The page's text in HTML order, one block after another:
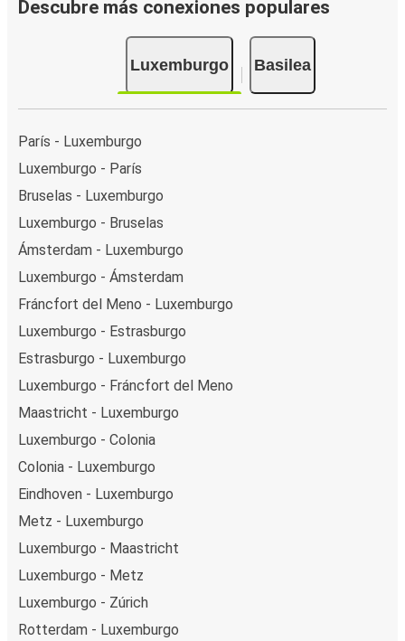
Descubre más conexiones populares
Luxemburgo Basilea
París - Luxemburgo
Luxemburgo - París
Bruselas - Luxemburgo
Luxemburgo - Bruselas
Ámsterdam - Luxemburgo
Luxemburgo - Ámsterdam
Fráncfort del Meno - Luxemburgo
Luxemburgo - Estrasburgo
Estrasburgo - Luxemburgo
Luxemburgo - Fráncfort del Meno
Maastricht - Luxemburgo
Luxemburgo - Colonia
Colonia - Luxemburgo
Eindhoven - Luxemburgo
Metz - Luxemburgo
Luxemburgo - Maastricht
Luxemburgo - Metz
Luxemburgo - Zúrich
Rotterdam - Luxemburgo